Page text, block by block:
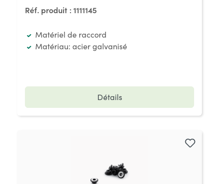
Réf. produit :1111145
Matériel de raccord
Matériau: acier galvanisé
Détails